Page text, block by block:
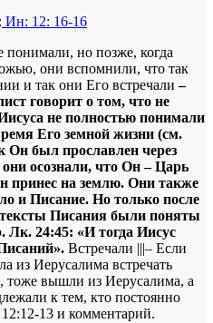
Ин: 12: 16-16
понимали, но позже, когда
они вспомнили, что так
и так они Его встречали–
говорит о том, что не
не полностью понимали
Его земной жизни (см.
Он был прославлен через
осознали, что Он – Царь
принес на землю. Они также
и Писание. Но только после
Писания были поняты
Лк. 24:45: «И тогда Иисус
Встречали |||– Если
из Иерусалима встречать
тоже вышли из Иерусалима, а
к тем, кто постоянно
13 и комментарий.